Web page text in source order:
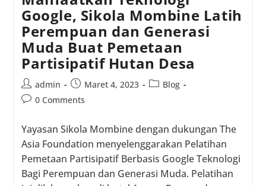
Google, Sikola Mombine Latih
Perempuan dan Generasi
Muda Buat Pemetaan
Partisipatif Hutan Desa
Post
author:
admin
Post
published:
Maret 4, 2023
PostBlog
Post0 Comments
Yayasan Sikola Mombine dengan dukungan The
Asia Foundation menyelenggarakan Pelatihan
Pemetaan Partisipatif Berbasis Google Teknologi
Bagi Perempuan dan Generasi Muda. Pelatihan